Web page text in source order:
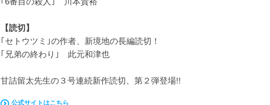
【読切】
｢セトウツミ｣の作者、新境地の長編読切！
｢兄弟の終わり｣ 此元和津也
甘詰留太先生の３号連続新作読切、第２弾登場!!
公式サイトはこちら